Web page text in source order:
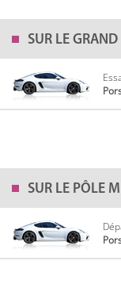
SUR LE GRAND
SUR LE PÔLE